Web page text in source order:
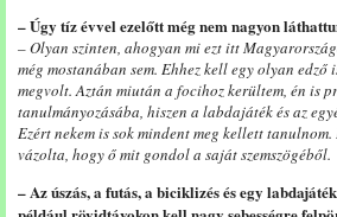
– Úgy tíz évvel ezelőtt még nem nagyon
– Olyan szinten, ahogyan mi ezt itt
még mostanában sem. Ehhez kell egy olyan
megvolt. Aztán miután a focihoz kerültem, én is
tanulmányozásába, hiszen a labdajáték és az
Ezért nekem is sok mindent meg kellett
vázolta, hogy ő mit gondol a saját szemszögéből.
– Az úszás, a futás, a biciklizés és egy